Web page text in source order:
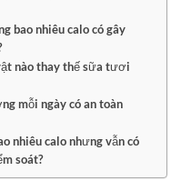
bao nhiêu calo có gây
nào thay thế sữa tươi
mỗi ngày có an toàn
nhiêu calo nhưng vẫn có
soát?